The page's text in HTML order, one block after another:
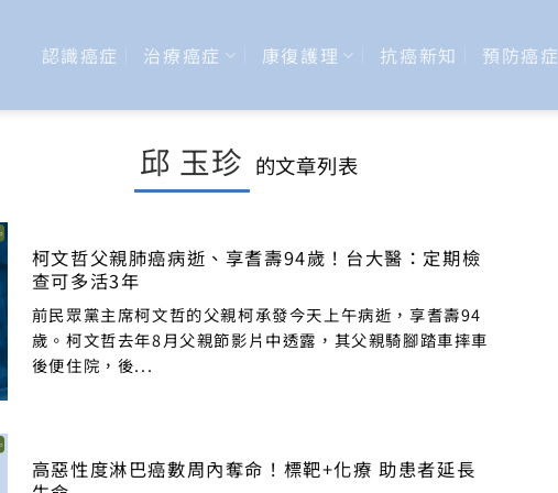
認識癌症 治療癌症 康復護理 抗癌新知 預防癌症
邱 玉珍 的文章列表
柯文哲父親肺癌病逝、享耆壽94歲！台大醫：定期檢
查可多活3年
前民眾黨主席柯文哲的父親柯承發今天上午病逝，享耆壽94
歲。柯文哲去年8月父親節影片中透露，其父親騎腳踏車摔車
後便住院，後...
高惡性度淋巴癌數周內奪命！標靶+化療 助患者延長